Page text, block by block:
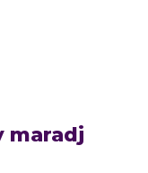
maradj